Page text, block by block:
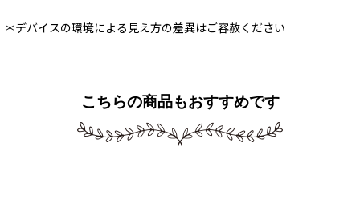
＊デバイスの環境による見え方の差異はご容赦ください
こちらの商品もおすすめです